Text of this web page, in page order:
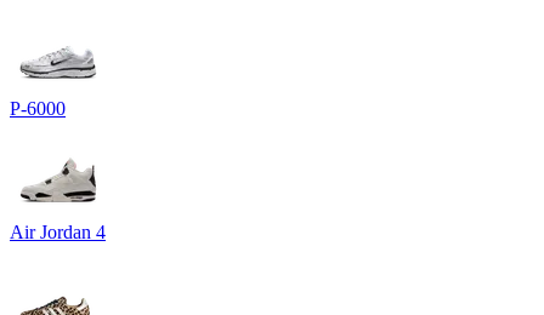
P-6000
Air Jordan 4